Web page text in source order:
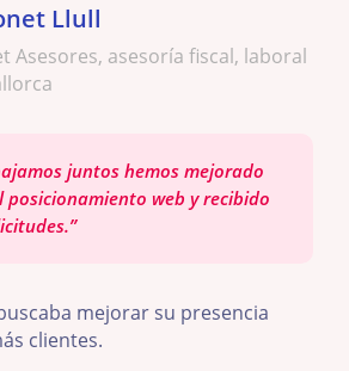
Llull
Asesores, asesoría fiscal, laboral
juntos hemos mejorado
web y recibido
mejorar su presencia
clientes.